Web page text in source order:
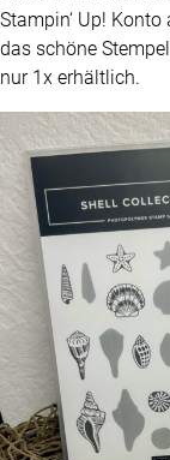
Stampin‘ Up!
das schöne
nur 1x erhältlich.